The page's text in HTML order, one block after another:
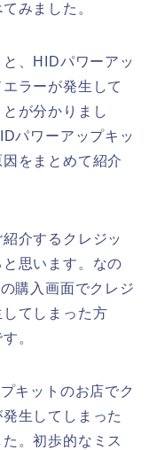
みました。
、HIDパワーアッ
ラーが発生して
が分かりまし
パワーアップキッ
をまとめて紹介
介するクレジッ
思います。なの
購入画面でクレジ
てしまった方
。
キットのお店でク
生してしまった
。初歩的なミス